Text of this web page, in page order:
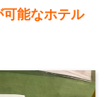
能なホテル